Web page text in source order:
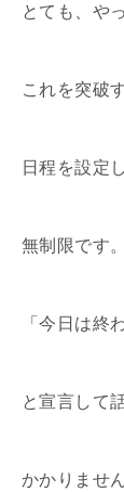
とても、や
これを突破
日程を設定
無制限です。
「今日は終
と宣言して
かかりません